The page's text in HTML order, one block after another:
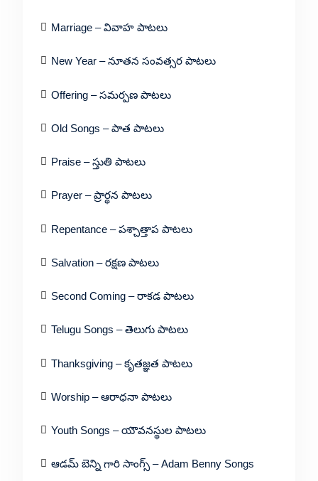
Marriage – వివాహ పాటలు
New Year – నూతన సంవత్సర పాటలు
Offering – సమర్పణ పాటలు
Old Songs – పాత పాటలు
Praise – స్తుతి పాటలు
Prayer – ప్రార్థన పాటలు
Repentance – పశ్చాత్తాప పాటలు
Salvation – రక్షణ పాటలు
Second Coming – రాకడ పాటలు
Telugu Songs – తెలుగు పాటలు
Thanksgiving – కృతజ్ఞత పాటలు
Worship – ఆరాధనా పాటలు
Youth Songs – యౌవనస్థుల పాటలు
ఆడమ్ బెన్ని గారి సాంగ్స్ – Adam Benny Songs